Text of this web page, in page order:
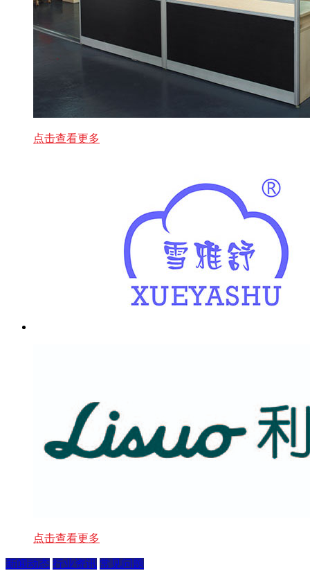
点击查看更多
点击查看更多
新闻动态 行业资讯 常见问题